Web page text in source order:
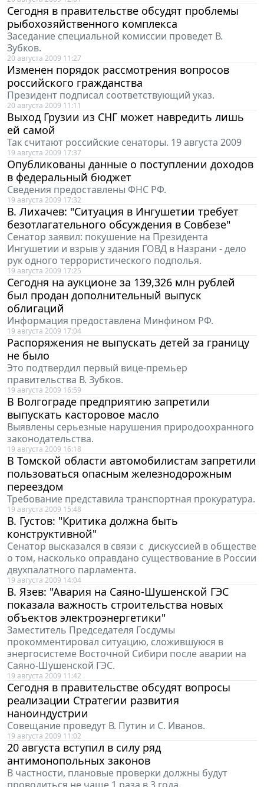
Сегодня в правительстве обсудят проблемы
рыбохозяйственного комплекса
Заседание специальной комиссии проведет В.
Зубков.
20 августа 2009 11:27
Изменен порядок рассмотрения вопросов
российского гражданства
Президент подписал соответствующий указ.
20 августа 2009 11:11
Выход Грузии из СНГ может навредить лишь
ей самой
Так считают российские сенаторы. 19 августа 2009
19 августа 2009 17:37
Опубликованы данные о поступлении доходов
в федеральный бюджет
Сведения предоставлены ФНС РФ.
19 августа 2009 17:32
В. Лихачев: "Cитуация в Ингушетии требует
безотлагательного обсуждения в Совбезе"
Сенатор заявил: покушение на Президента
Ингушетии и взрыв у здания ГОВД в Назрани - дело
рук одного террористического подполья.
19 августа 2009 17:25
Сегодня на аукционе за 139,326 млн рублей
был продан дополнительный выпуск
облигаций
Информация предоставлена Минфином РФ.
19 августа 2009 17:04
Распоряжения не выпускать детей за границу
не было
Это подтвердил первый вице-премьер
правительства В. Зубков.
19 августа 2009 16:59
В Волгограде предприятию запретили
выпускать касторовое масло
Выявлены серьезные нарушения природоохранного
законодательства.
19 августа 2009 16:18
В Томской области автомобилистам запретили
пользоваться опасным железнодорожным
переездом
Требование представила транспортная прокуратура.
19 августа 2009 15:48
В. Густов: "Критика должна быть
конструктивной"
Сенатор высказался в связи с дискуссией в обществе
о том, насколько оправдано существование в России
двухпалатного парламента.
19 августа 2009 14:04
В. Язев: "Авария на Саяно-Шушенской ГЭС
показала важность строительства новых
объектов электроэнергетики"
Заместитель Председателя Госдумы
прокомментировал ситуацию, сложившуюся в
энергосистеме Восточной Сибири после аварии на
Саяно-Шушенской ГЭС.
19 августа 2009 11:42
Сегодня в правительстве обсудят вопросы
реализации Стратегии развития
наноиндустрии
Совещание проведут В. Путин и С. Иванов.
19 августа 2009 11:02
20 августа вступил в силу ряд
антимонопольных законов
В частности, плановые проверки должны будут